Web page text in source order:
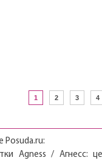
1 2 3 4
Posuda.ru:
Agness / Агнесс: